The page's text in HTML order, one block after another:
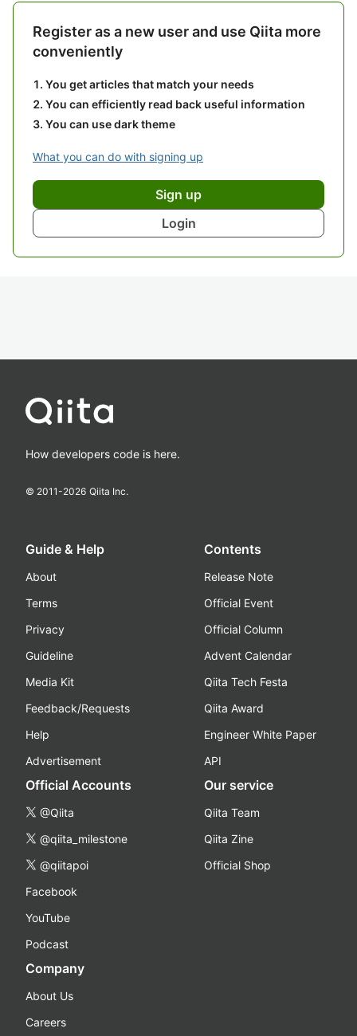
Register as a new user and use Qiita more
conveniently
You get articles that match your needs
You can efficiently read back useful information
You can use dark theme
What you can do with signing up
Sign up
Login
How developers code is here.
© 2011-2026 Qiita Inc.
Guide & Help
About
Terms
Privacy
Guideline
Media Kit
Feedback/Requests
Help
Advertisement
Contents
Release Note
Official Event
Official Column
Advent Calendar
Qiita Tech Festa
Qiita Award
Engineer White Paper
API
Official Accounts
@Qiita
@qiita_milestone
@qiitapoi
Facebook
YouTube
Podcast
Our service
Qiita Team
Qiita Zine
Official Shop
Company
About Us
Careers